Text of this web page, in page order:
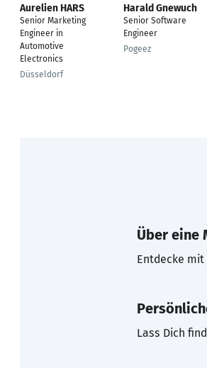
Aurelien HARS
Senior Marketing
Engineer in
Automotive
Electronics
Düsseldorf
Harald Gnewuch
Senior Software
Engineer
Pogeez
Über eine
Entdecke mit
Lass Dich